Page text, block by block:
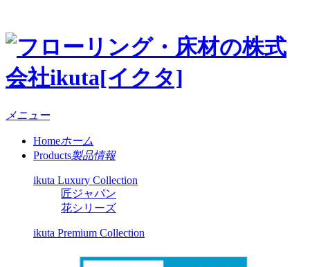
メニュー
Homeホーム
Products製品情報
ikuta Luxury Collection
匠ジャパン
花シリーズ
ikuta Premium Collection